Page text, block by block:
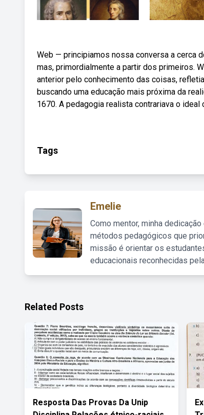
Web — principiamos nossa conversa a cerca
mas, primordialmente a partir dos primeiros.
anterior pelo conhecimento das coisas,
buscando uma educação mais próxima da
1670. A pedagogia realista contrariava o
Tags
Emelie
Como mentor, minha
métodos pedagógicos que
missão é orientar os
educacionais reconhecidas
Related Posts
Resposta Das Provas Da Unip